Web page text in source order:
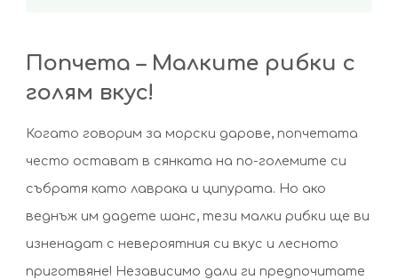
Попчета – Малките рибки с
голям вкус!
Когато говорим за морски дарове, попчетата
често остават в сянката на по-големите си
събратя като лаврака и ципурата. Но ако
веднъж им дадете шанс, тези малки рибки ще ви
изненадат с невероятния си вкус и лесното
приготвяне! Независимо дали ги предпочитате